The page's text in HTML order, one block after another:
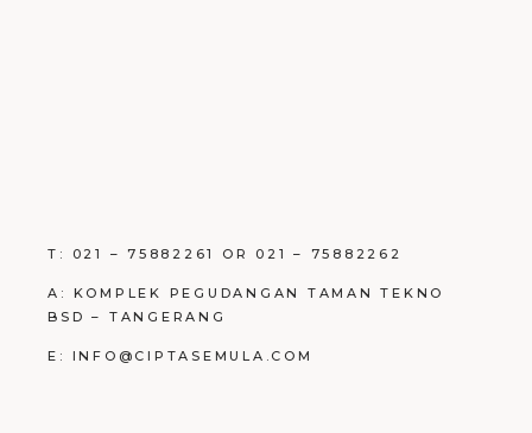
T: 021 – 75882261 OR 021 – 75882262
A: KOMPLEK PEGUDANGAN TAMAN TEKNO
BSD – TANGERANG
E: INFO@CIPTASEMULA.COM